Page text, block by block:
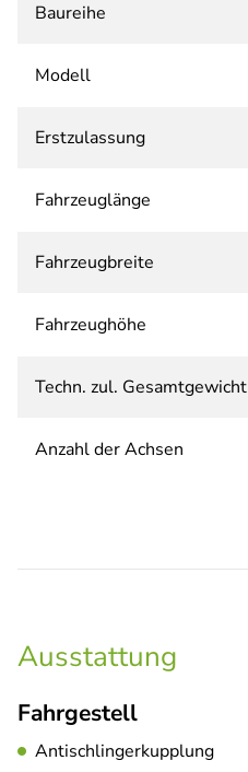
Baureihe
Modell
Erstzulassung
Fahrzeuglänge
Fahrzeugbreite
Fahrzeughöhe
Techn. zul. Gesamtgewicht
Anzahl der Achsen
Ausstattung
Fahrgestell
Antischlingerkupplung